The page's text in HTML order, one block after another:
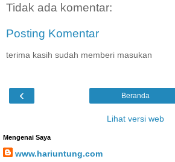
Tidak ada komentar:
Posting Komentar
terima kasih sudah memberi masukan
‹ Beranda
Lihat versi web
Mengenai Saya
www.hariuntung.com